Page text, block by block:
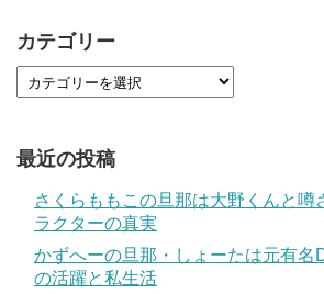
カテゴリー
最近の投稿
さくらももこの旦那は大野くんと噂
ラクターの真実
かずへーの旦那・しょーたは元有名
の活躍と私生活